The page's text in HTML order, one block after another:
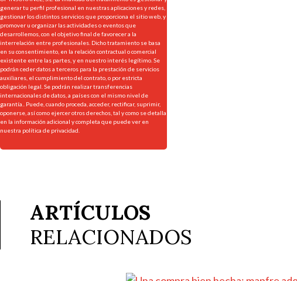
generar tu perfil profesional en nuestras aplicaciones y redes,
gestionar los distintos servicios que proporciona el sitio web, y
promover u organizar las actividades o eventos que
desarrollemos, con el objetivo final de favorecer a la
interrelación entre profesionales. Dicho tratamiento se basa
en su consentimiento, en la relación contractual o comercial
existente entre las partes, y en nuestro interés legítimo. Se
podrán ceder datos a terceros para la prestación de servicios
auxiliares, el cumplimiento del contrato, o por estricta
obligación legal. Se podrán realizar transferencias
internacionales de datos, a países con el mismo nivel de
garantía.. Puede, cuando proceda, acceder, rectificar, suprimir,
oponerse, así como ejercer otros derechos, tal y como se detalla
en la información adicional y completa que puede ver en
nuestra política de privacidad.
ARTÍCULOS
RELACIONADOS